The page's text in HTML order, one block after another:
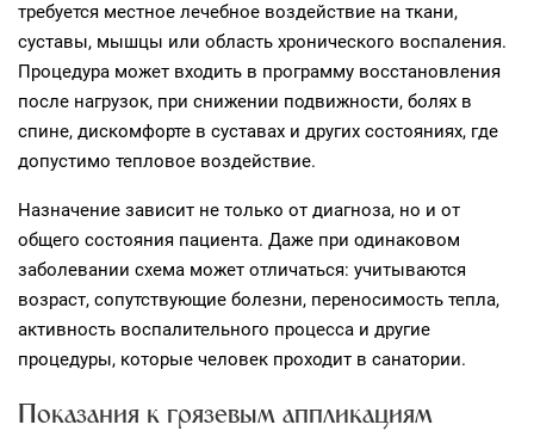
требуется местное лечебное воздействие на ткани,
суставы, мышцы или область хронического воспаления.
Процедура может входить в программу восстановления
после нагрузок, при снижении подвижности, болях в
спине, дискомфорте в суставах и других состояниях, где
допустимо тепловое воздействие.
Назначение зависит не только от диагноза, но и от
общего состояния пациента. Даже при одинаковом
заболевании схема может отличаться: учитываются
возраст, сопутствующие болезни, переносимость тепла,
активность воспалительного процесса и другие
процедуры, которые человек проходит в санатории.
Показания к грязевым аппликациям